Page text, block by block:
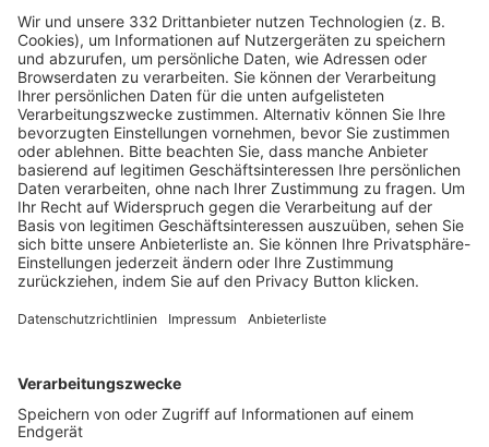
HÄUFIG BESUCHTE SEITEN
Pässe und Vereinswechsel
Trainerausbildung
Schulungsangebot Vereinsmitarbeiter
BFV-Geschäftsstellen
Trainerbörse
Login SpielPlus
FOLGE DEM BFV
TOP-VEREINE